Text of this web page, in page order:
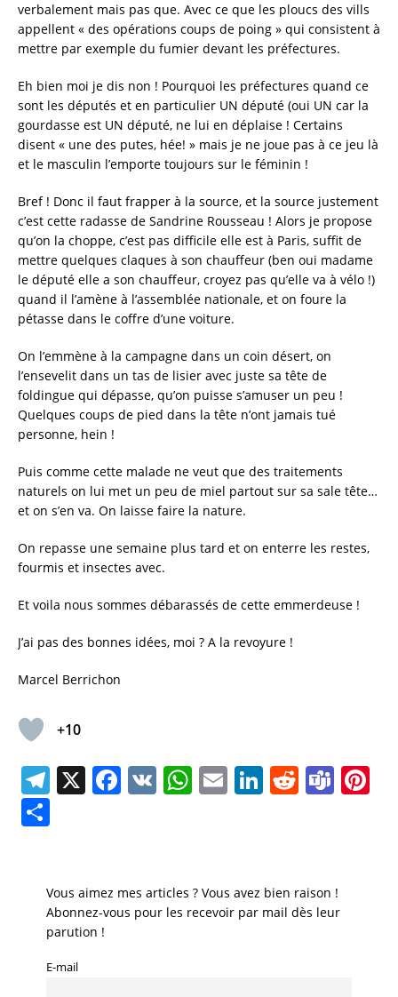
verbalement mais pas que. Avec ce que les ploucs des vills
appellent « des opérations coups de poing » qui consistent à
mettre par exemple du fumier devant les préfectures.
Eh bien moi je dis non ! Pourquoi les préfectures quand ce
sont les députés et en particulier UN député (oui UN car la
gourdasse est UN député, ne lui en déplaise ! Certains
disent « une des putes, hée! » mais je ne joue pas à ce jeu là
et le masculin l’emporte toujours sur le féminin !
Bref ! Donc il faut frapper à la source, et la source justement
c’est cette radasse de Sandrine Rousseau ! Alors je propose
qu’on la choppe, c’est pas difficile elle est à Paris, suffit de
mettre quelques claques à son chauffeur (ben oui madame
le député elle a son chauffeur, croyez pas qu’elle va à vélo !)
quand il l’amène à l’assemblée nationale, et on foure la
pétasse dans le coffre d’une voiture.
On l’emmène à la campagne dans un coin désert, on
l’ensevelit dans un tas de lisier avec juste sa tête de
foldingue qui dépasse, qu’on puisse s’amuser un peu !
Quelques coups de pied dans la tête n’ont jamais tué
personne, hein !
Puis comme cette malade ne veut que des traitements
naturels on lui met un peu de miel partout sur sa sale tête…
et on s’en va. On laisse faire la nature.
On repasse une semaine plus tard et on enterre les restes,
fourmis et insectes avec.
Et voila nous sommes débarassés de cette emmerdeuse !
J’ai pas des bonnes idées, moi ? A la revoyure !
Marcel Berrichon
+10
T
a
m
X F
b
o
V W
A
p
E Li
dI
n
R
t
T
s
a
g
er
Vous aimez mes articles ? Vous avez bien raison !
Abonnez-vous pour les recevoir par mail dès leur
parution !
E-mail